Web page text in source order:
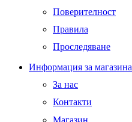
Поверителност
Правила
Проследяване
Информация за магазина
За нас
Контакти
Магазин